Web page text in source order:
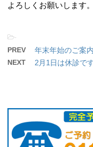
よろしくお願いします。
-
PREV 年末年始のご案
NEXT 2月1日は休診です